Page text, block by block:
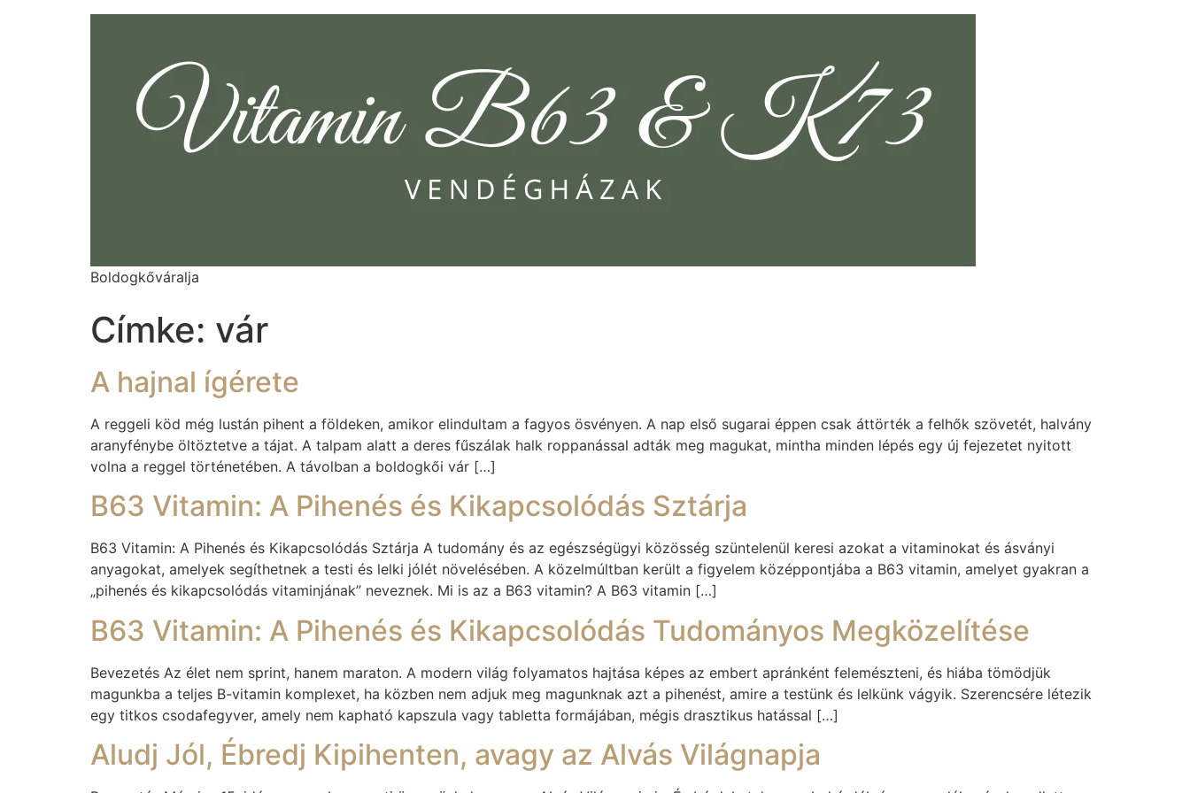
Boldogkőváralja
Címke: vár
A hajnal ígérete
A reggeli köd még lustán pihent a földeken, amikor elindultam a fagyos ösvényen. A nap első sugarai éppen csak áttörték a felhők szövetét, halvány
aranyfénybe öltöztetve a tájat. A talpam alatt a deres fűszálak halk roppanással adták meg magukat, mintha minden lépés egy új fejezetet nyitott
volna a reggel történetében. A távolban a boldogkői vár […]
B63 Vitamin: A Pihenés és Kikapcsolódás Sztárja
B63 Vitamin: A Pihenés és Kikapcsolódás Sztárja A tudomány és az egészségügyi közösség szüntelenül keresi azokat a vitaminokat és ásványi
anyagokat, amelyek segíthetnek a testi és lelki jólét növelésében. A közelmúltban került a figyelem középpontjába a B63 vitamin, amelyet gyakran a
„pihenés és kikapcsolódás vitaminjának” neveznek. Mi is az a B63 vitamin? A B63 vitamin […]
B63 Vitamin: A Pihenés és Kikapcsolódás Tudományos Megközelítése
Bevezetés Az élet nem sprint, hanem maraton. A modern világ folyamatos hajtása képes az embert apránként felemészteni, és hiába tömödjük
magunkba a teljes B-vitamin komplexet, ha közben nem adjuk meg magunknak azt a pihenést, amire a testünk és lelkünk vágyik. Szerencsére létezik
egy titkos csodafegyver, amely nem kapható kapszula vagy tabletta formájában, mégis drasztikus hatással […]
Aludj Jól, Ébredj Kipihenten, avagy az Alvás Világnapja